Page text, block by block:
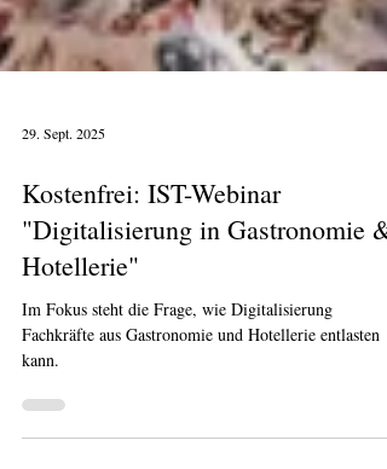
29. Sept. 2025
Kostenfrei: IST-Webinar
"Digitalisierung in Gastronomie &
Hotellerie"
Im Fokus steht die Frage, wie Digitalisierung
kann.